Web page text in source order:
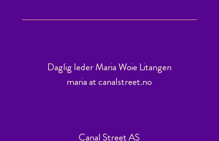
Daglig leder Maria Woie Litangen
maria at canalstreet.no
Canal Street AS